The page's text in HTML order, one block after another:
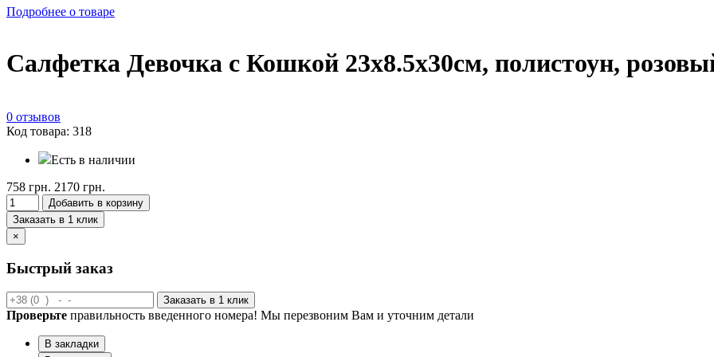
Подробнее о товаре
Салфетка Девочка с Кошкой 23х8.5х30см, полистоун,
0 отзывов
Код товара: 318
Есть в наличии
758 грн. 2170 грн.
Добавить в корзину
Заказать в 1 клик
×
Быстрый заказ
Заказать в 1 клик
Проверьте правильность введенного номера! Мы перезвоним Вам и уточним детали
В закладки